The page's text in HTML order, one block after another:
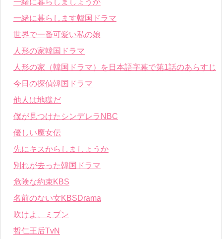
一緒に暮らしましょうか
一緒に暮らします韓国ドラマ
世界で一番可愛い私の娘
人形の家韓国ドラマ
人形の家（韓国ドラマ）を日本語字幕で第1話のあらすじ
今日の探偵韓国ドラマ
他人は地獄だ
僕が見つけたシンデレラNBC
優しい魔女伝
先にキスからしましょうか
別れが去った韓国ドラマ
危険な約束KBS
名前のない女KBSDrama
吹けよ、ミプン
哲仁王后TvN